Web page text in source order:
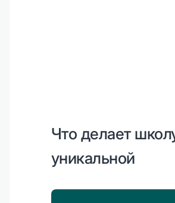
Что делает
уникальной